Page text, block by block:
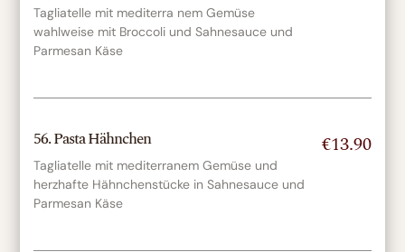
Tagliatelle mit mediterra nem Gemüse
wahlweise mit Broccoli und Sahnesauce und
Parmesan Käse
€13.90
56. Pasta Hähnchen
Tagliatelle mit mediterranem Gemüse und
herzhafte Hähnchenstücke in Sahnesauce und
Parmesan Käse